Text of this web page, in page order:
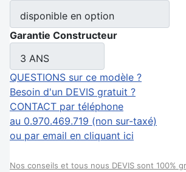
disponible en option
Garantie Constructeur
3 ANS
QUESTIONS sur ce modèle ?
Besoin d'un DEVIS gratuit ?
CONTACT par téléphone
au 0.970.469.719 (non sur-taxé)
ou par email en cliquant ici
Nos conseils et tous nous DEVIS sont 100%